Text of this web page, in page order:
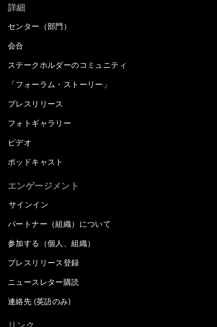
詳細
センター（部門）
会合
ステークホルダーのコミュニティ
「フォーラム・ストーリー」
プレスリリース
フォトギャラリー
ビデオ
ポッドキャスト
エンゲージメント
サインイン
パートナー（組織）について
参加する（個人、組織）
プレスリリース登録
ニュースレター購読
連絡先 (英語のみ)